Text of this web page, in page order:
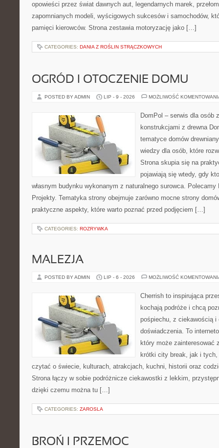
opowieści przez świat dawnych aut, legendarnych marek,
zapomnianych modeli, wyścigowych sukcesów i samochodów,
pamięci kierowców. Strona zestawia motoryzację jako […]
CATEGORIES: DANIA Z ROŚLIN STRĄCZKOWYCH
OGRÓD I OTOCZENIE DOMU
POSTED BY ADMIN LIP - 9 - 2026 MOŻLIWOŚĆ
DomPol – serwis dla osób
konstrukcjami z drewna
tematyce domów
wiedzy dla osób, które
Strona skupia się na
pojawiają się wtedy, gdy
własnym budynku wykonanym z naturalnego surowca.
Projekty. Tematyka strony obejmuje zarówno mocne strony
praktyczne aspekty, które warto poznać przed podjęciem […]
CATEGORIES: ROZRYWKA
MALEZJA
POSTED BY ADMIN LIP - 6 - 2026 MOŻLIWOŚĆ
Cherrish to inspirująca
kochają podróże i chcą
pośpiechu, z ciekawością i
doświadczenia. To
który może zainteresować
krótki city break, jak i
czytać o świecie, kulturach, atrakcjach, kuchni, historii oraz
Strona łączy w sobie podróżnicze ciekawostki z lekkim,
dzięki czemu można tu […]
CATEGORIES: ZAROSLA
BROŃ I PRZEMOC